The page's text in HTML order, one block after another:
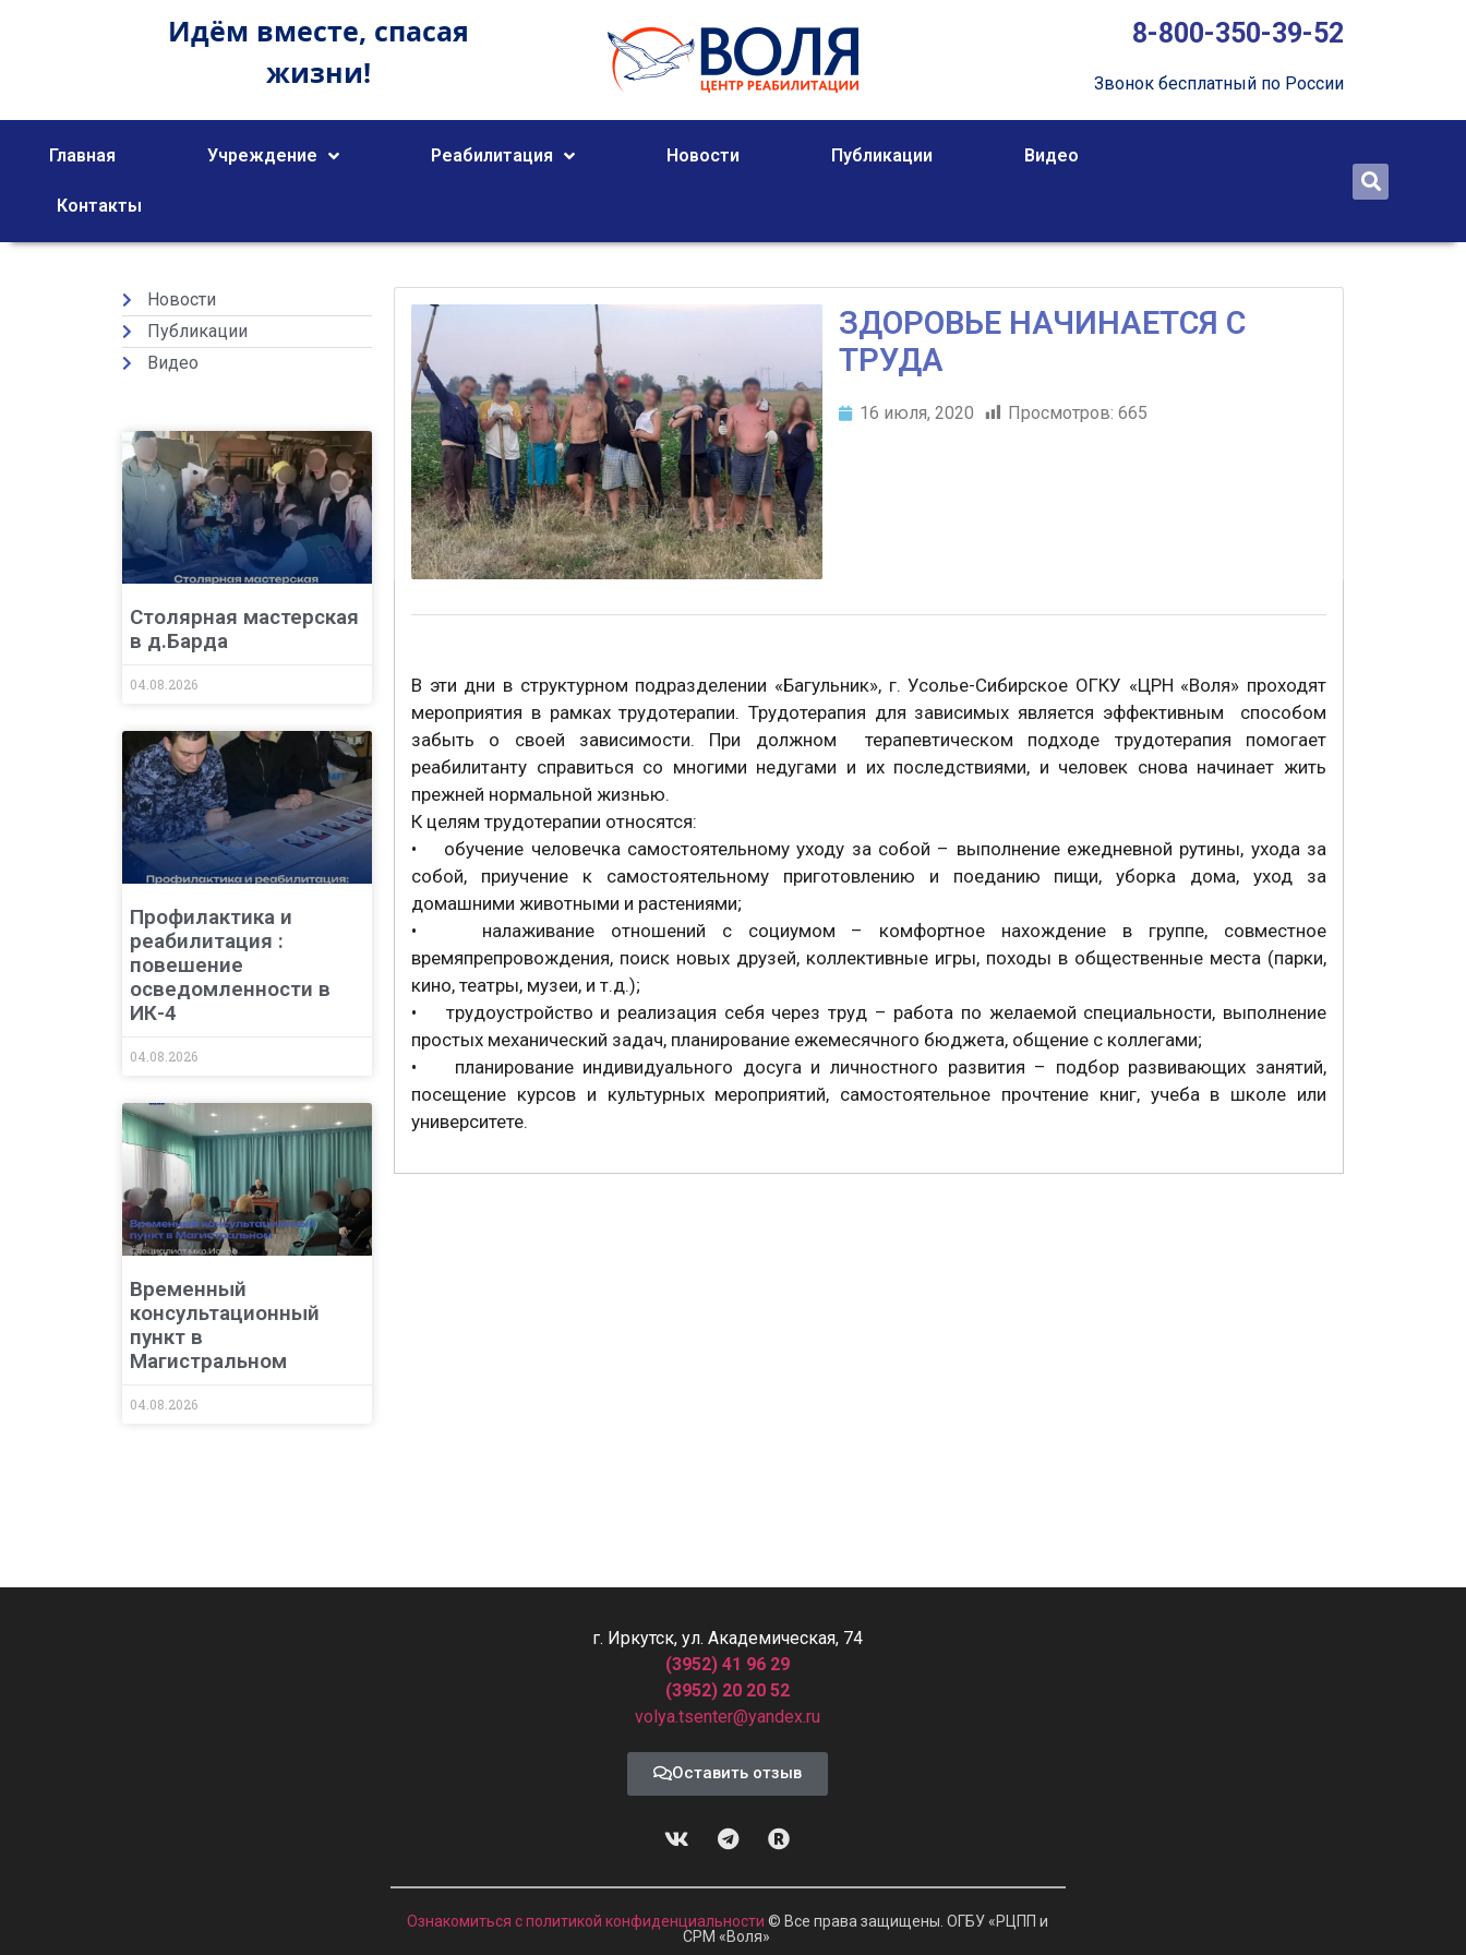
Идём вместе, спасая
жизни!
8-800-350-39-52
Звонок бесплатный по России
Главная Учреждение Реабилитация Новости Публикации Видео
Контакты
Новости
Публикации
Видео
Столярная мастерская
в д.Барда
04.08.2026
Профилактика и
реабилитация :
повешение
осведомленности в
ИК-4
04.08.2026
Временный
консультационный
пункт в
Магистральном
04.08.2026
ЗДОРОВЬЕ НАЧИНАЕТСЯ С
ТРУДА
16 июля, 2020 Просмотров: 665
В эти дни в структурном подразделении «Багульник», г. Усолье-Сибирское ОГКУ «ЦРН «Воля» проходят
мероприятия в рамках трудотерапии. Трудотерапия для зависимых является эффективным способом
забыть о своей зависимости. При должном терапевтическом подходе трудотерапия помогает
реабилитанту справиться со многими недугами и их последствиями, и человек снова начинает жить
прежней нормальной жизнью.
К целям трудотерапии относятся:
• обучение человечка самостоятельному уходу за собой – выполнение ежедневной рутины, ухода за
собой, приучение к самостоятельному приготовлению и поеданию пищи, уборка дома, уход за
домашними животными и растениями;
• налаживание отношений с социумом – комфортное нахождение в группе, совместное
времяпрепровождения, поиск новых друзей, коллективные игры, походы в общественные места (парки,
кино, театры, музеи, и т.д.);
• трудоустройство и реализация себя через труд – работа по желаемой специальности, выполнение
простых механический задач, планирование ежемесячного бюджета, общение с коллегами;
• планирование индивидуального досуга и личностного развития – подбор развивающих занятий,
посещение курсов и культурных мероприятий, самостоятельное прочтение книг, учеба в школе или
университете.
г. Иркутск, ул. Академическая, 74
(3952) 41 96 29
(3952) 20 20 52
volya.tsenter@yandex.ru
Оставить отзыв
Ознакомиться с политикой конфиденциальности© Все права защищены. ОГБУ «РЦПП и
СРМ «Воля»